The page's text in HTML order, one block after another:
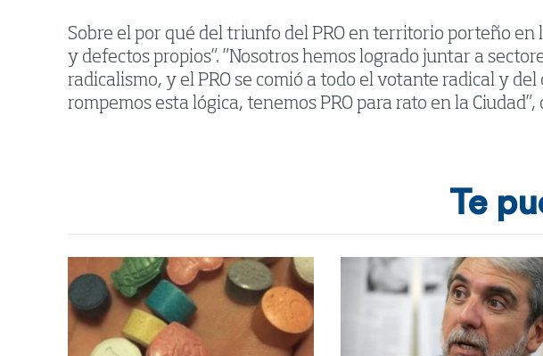
Sobre el por qué del triunfo del PRO en territorio porteño
y defectos propios”. ”Nosotros hemos logrado juntar a
radicalismo, y el PRO se comió a todo el votante radical y
rompemos esta lógica, tenemos PRO para rato en la Ciudad”,
Te